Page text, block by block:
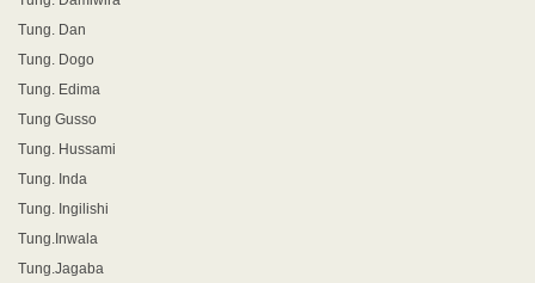
Tung. Dan
Tung. Dogo
Tung. Edima
Tung Gusso
Tung. Hussami
Tung. Inda
Tung. Ingilishi
Tung.Inwala
Tung.Jagaba